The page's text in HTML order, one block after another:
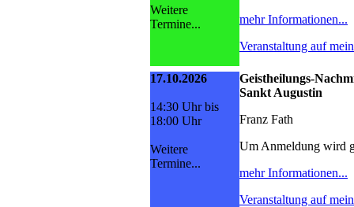
Weitere
Termine...
mehr Informationen...
Veranstaltung auf
17.10.2026
14:30 Uhr bis
18:00 Uhr
Weitere
Termine...
Geistheilungs-
Sankt Augustin
Franz Fath
Um Anmeldung wird
mehr Informationen...
Veranstaltung auf